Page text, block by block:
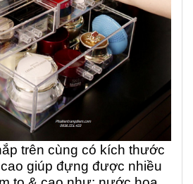
trên cùng có kích thước
giúp đựng được nhiều